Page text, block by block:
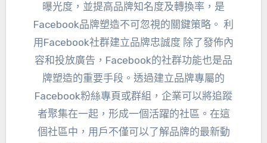
曝光度，並提高品牌知名度及轉換率，是
Facebook品牌塑造不可忽視的關鍵策略。 利
用Facebook社群建立品牌忠誠度 除了發佈內
容和投放廣告，Facebook的社群功能也是品
牌塑造的重要手段。透過建立品牌專屬的
Facebook粉絲專頁或群組，企業可以將追蹤
者聚集在一起，形成一個活躍的社區。在這
個社區中，用戶不僅可以了解品牌的最新動